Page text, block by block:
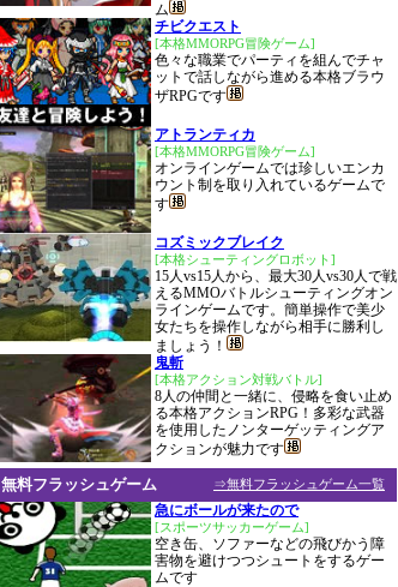
ム
チビクエスト
[本格MMORPG冒険ゲーム]
色々な職業でパーティを組んでチャ
ットで話しながら進める本格ブラウ
ザRPGです
アトランティカ
[本格MMORPG冒険ゲーム]
オンラインゲームでは珍しいエンカ
ウント制を取り入れているゲームで
す
コズミックブレイク
[本格シューティングロボット]
15人vs15人から、最大30人vs30人で戦
えるMMOバトルシューティングオン
ラインゲームです。簡単操作で美少
女たちを操作しながら相手に勝利し
ましょう！
鬼斬
[本格アクション対戦バトル]
8人の仲間と一緒に、侵略を食い止め
る本格アクションRPG！多彩な武器
を使用したノンターゲッティングア
クションが魅力です
⇒無料フラッシュゲーム一覧
無料フラッシュゲーム
急にボールが来たので
[スポーツサッカーゲーム]
空き缶、ソファーなどの飛びかう障
害物を避けつつシュートをするゲー
ムです